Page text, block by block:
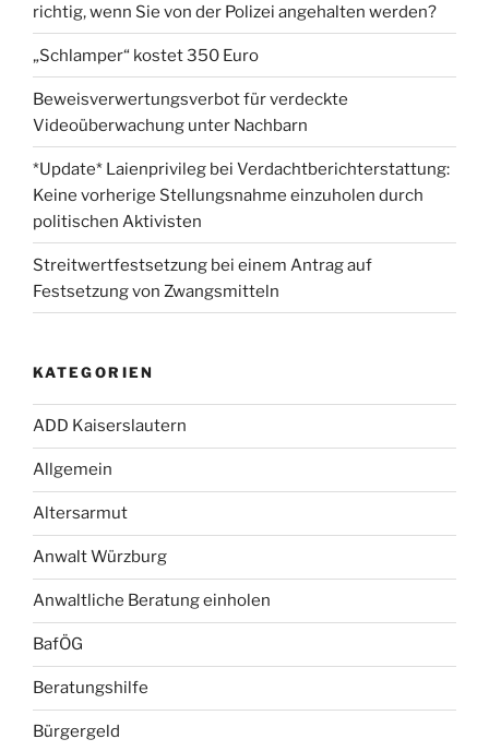
richtig, wenn Sie von der Polizei angehalten werden?
„Schlamper“ kostet 350 Euro
Beweisverwertungsverbot für verdeckte
Videoüberwachung unter Nachbarn
*Update* Laienprivileg bei Verdachtberichterstattung:
Keine vorherige Stellungsnahme einzuholen durch
politischen Aktivisten
Streitwertfestsetzung bei einem Antrag auf
Festsetzung von Zwangsmitteln
KATEGORIEN
ADD Kaiserslautern
Allgemein
Altersarmut
Anwalt Würzburg
Anwaltliche Beratung einholen
BafÖG
Beratungshilfe
Bürgergeld